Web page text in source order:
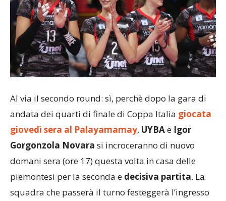
Al via il secondo round: sì, perchè dopo la gara di
andata dei quarti di finale di Coppa Italia giocata
giovedì sera al Palayamamay, UYBAe Igor
Gorgonzola Novara si incroceranno di nuovo
domani sera (ore 17) questa volta in casa delle
piemontesi per la seconda e decisiva partita. La
squadra che passerà il turno festeggerà l’ingresso